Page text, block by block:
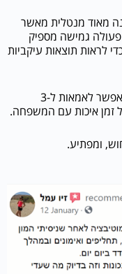
קילו הוא שונה מאוד מנטלית מאשר
תכנית פעולה גמישה מספיק
לראות תוצאות עיקביות
למדתי איך לקצר זמני הכנה של אוכל כדי לאפשר לאמאות ל-3
זמן איכות עם המשפחה.
ומפתיע.